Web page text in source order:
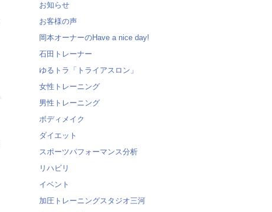
お知らせ
お客様の声
岡本オーナーのHave a nice day!
石田トレーナー
ゆるトラ「トライアスロン」
女性トレーニング
男性トレーニング
ボディメイク
ダイエット
スポーツパフォーマンス分析
リハビリ
イベント
加圧トレーニングスタジオ三河